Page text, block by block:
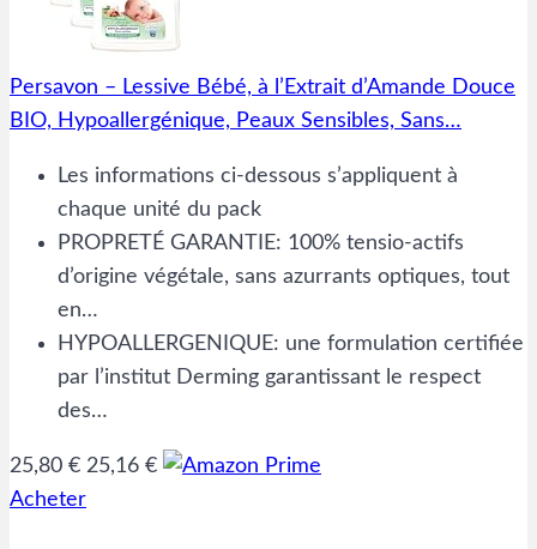
Persavon – Lessive Bébé, à l’Extrait d’Amande Douce
BIO, Hypoallergénique, Peaux Sensibles, Sans…
Les informations ci-dessous s’appliquent à
chaque unité du pack
PROPRETÉ GARANTIE: 100% tensio-actifs
d’origine végétale, sans azurrants optiques, tout
en…
HYPOALLERGENIQUE: une formulation certifiée
par l’institut Derming garantissant le respect
des…
25,80 € 25,16 €
Acheter